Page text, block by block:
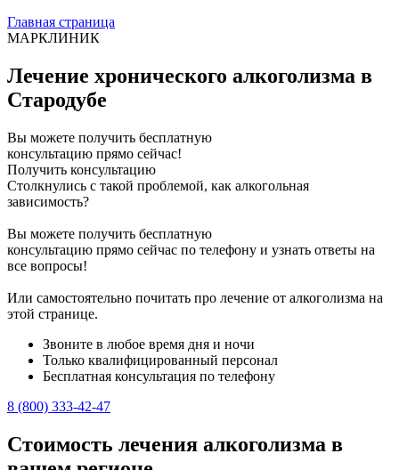
Главная страница
МАРКЛИНИК
Лечение хронического алкоголизма в
Стародубе
Вы можете получить бесплатную
консультацию прямо сейчас!
Получить консультацию
Столкнулись с такой проблемой, как алкогольная
зависимость?
Вы можете получить бесплатную
консультацию прямо сейчас по телефону и узнать ответы на
все вопросы!
Или самостоятельно почитать про лечение от алкоголизма на
этой странице.
Звоните в любое время дня и ночи
Только квалифицированный персонал
Бесплатная консультация по телефону
8 (800) 333-42-47
Стоимость лечения алкоголизма в